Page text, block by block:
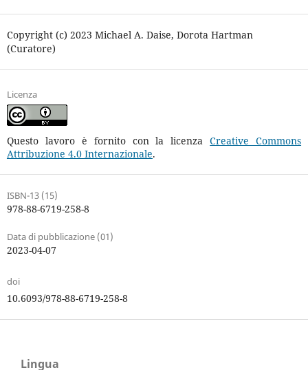
Copyright (c) 2023 Michael A. Daise, Dorota Hartman
(Curatore)
Licenza
Questo lavoro è fornito con la licenzaCreative Commons
Attribuzione 4.0 Internazionale.
ISBN-13 (15)
978-88-6719-258-8
Data di pubblicazione (01)
2023-04-07
doi
10.6093/978-88-6719-258-8
Lingua